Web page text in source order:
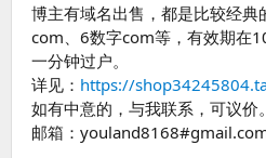
博主有域名出售，都是比较经
com、6数字com等，有效期在
一分钟过户。
详见： https://
如有中意的，与我联系，可议价。
邮箱：